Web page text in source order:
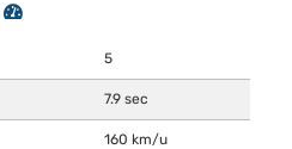
5
7.9 sec
160 km/u